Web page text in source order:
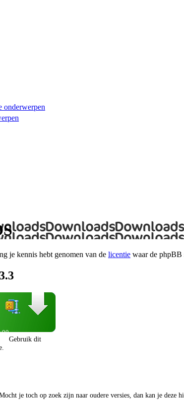
onderwerpen
je kennis hebt genomen van de licentie waar de phpBB
Gebruik dit
je toch op zoek zijn naar oudere versies, dan kan je deze